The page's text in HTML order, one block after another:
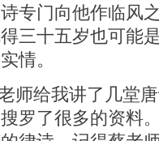
专门向他作临风
三十五岁也可能
情。
师给我讲了几堂
罗了很多的资料